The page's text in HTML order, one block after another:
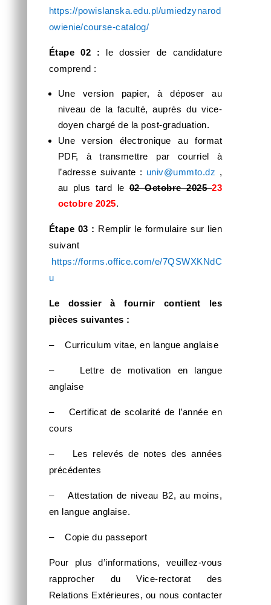
https://powislanska.edu.pl/umiedzynarod
owienie/course-catalog/
Étape 02 : le dossier de candidature
comprend :
Une version papier, à déposer au
niveau de la faculté, auprès du vice-
doyen chargé de la post-graduation.
Une version électronique au format
PDF, à transmettre par courriel à
l’adresse suivante : univ@ummto.dz ,
au plus tard le 02 Octobre 202523
octobre 2025.
Étape 03 : Remplir le formulaire sur lien
suivant
https://forms.office.com/e/7QSWXKNdC
u
Le dossier à fournir contient les
pièces suivantes :
– Curriculum vitae, en langue anglaise
– Lettre de motivation en langue
anglaise
– Certificat de scolarité de l’année en
cours
– Les relevés de notes des années
précédentes
– Attestation de niveau B2, au moins,
en langue anglaise.
– Copie du passeport
Pour plus d’informations, veuillez-vous
rapprocher du Vice-rectorat des
Relations Extérieures, ou nous contacter